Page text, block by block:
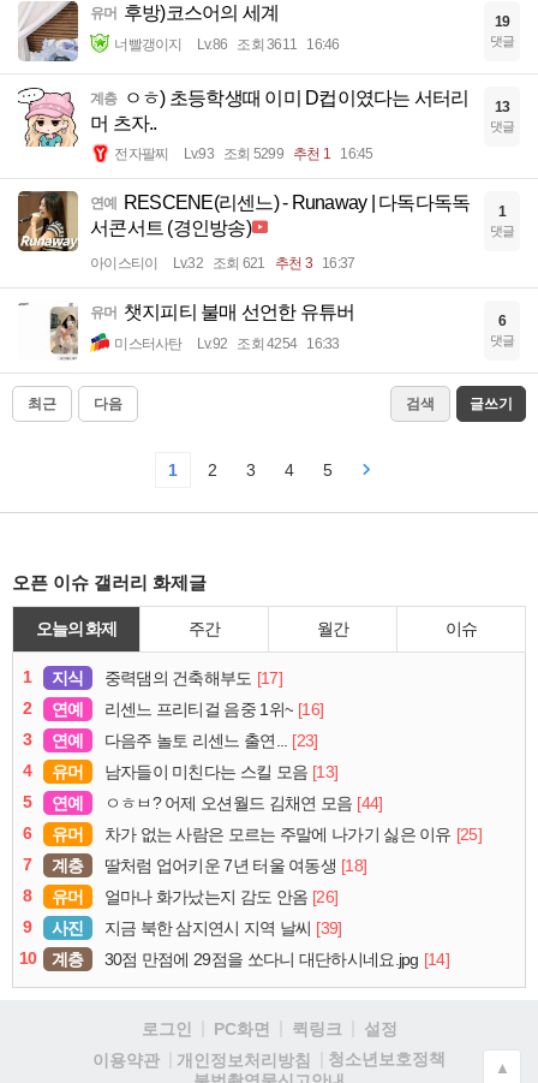
유머 후방)코스어의 세계
너빨갱이지 Lv.86 조회 3611 16:46
19
댓글
계층
ㅇㅎ) 초등학생때 이미 D컵이였다는 서터리
머 츠자..
전자팔찌 Lv.93 조회 5299 추천 1 16:45
13
댓글
연예 RESCENE(리센느) - Runaway | 다독다독독
서콘서트 (경인방송)
아이스티이 Lv.32 조회 621 추천 3 16:37
1
댓글
유머 챗지피티 불매 선언한 유튜버
미스터사탄 Lv.92 조회 4254 16:33
6
댓글
최근 다음 검색 글쓰기
1 2 3 4 5
오픈 이슈 갤러리 화제글
오늘의 화제 주간 월간 이슈
1 지식 중력댐의 건축해부도 [17]
2
연예 리센느 프리티걸 음중 1위~ [16]
3
연예 다음주 놀토 리센느 출연...
[23]
4
유머 남자들이 미친다는 스킬 모음 [13]
5
연예 ㅇㅎㅂ? 어제 오션월드 김채연 모음 [44]
6
유머 차가 없는 사람은 모르는 주말에 나가기 싫은 이유 [25]
7
계층 딸처럼 업어키운 7년 터울 여동생 [18]
8
유머 얼마나 화가났는지 감도 안옴 [26]
9
사진 지금 북한 삼지연시 지역 날씨 [39]
10
계층 30점 만점에 29점을 쏘다니 대단하시네요.jpg [14]
로그인 PC화면 퀵링크
설정
이용약관
개인정보처리방침
청소년보호정책
▲